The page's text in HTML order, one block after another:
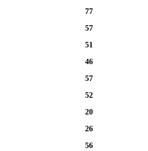
77
57
51
46
57
52
20
26
56